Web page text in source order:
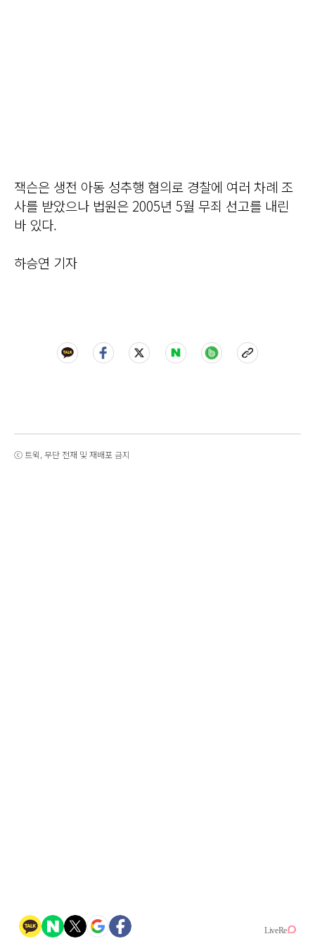
잭슨은 생전 아동 성추행 혐의로 경찰에 여러 차례 조
사를 받았으나 법원은 2005년 5월 무죄 선고를 내린
바 있다.
하승연 기자
ⓒ 트윅, 무단 전재 및 재배포 금지